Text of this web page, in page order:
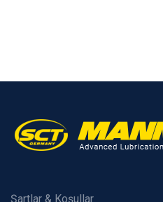
Şartlar & Koşullar